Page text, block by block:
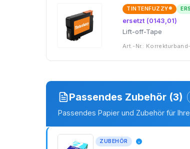
TINTENFUZZY®
ersetzt (0143,01)
Lift-off-Tape
Art.-Nr.:
Passendes Zubehör (3)
Passendes Papier und Zubehör für
ZUBEHÖR